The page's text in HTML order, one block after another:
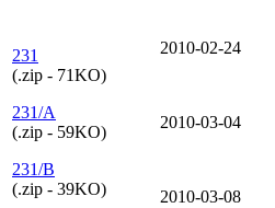
231
(.zip - 71KO)
231/A
(.zip - 59KO)
231/B
(.zip - 39KO)
2010-02-24
2010-03-04
2010-03-08